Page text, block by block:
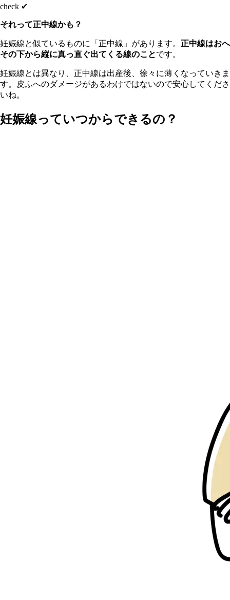
check ✔︎
それって正中線かも？
妊娠線と似ているものに「正中線」があります。 正中線はおへ
その下から縦に真っ直ぐ出てくる線のことです。
妊娠線とは異なり、正中線は出産後、徐々に薄くなっていきま
す。皮ふへのダメージがあるわけではないので安心してくださ
いね。
妊娠線っていつからできるの？